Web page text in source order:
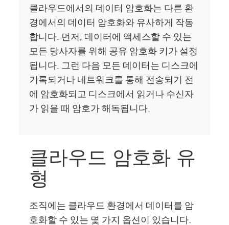
클라우드에서의 데이터 암호화는 다른 환
경에서의 데이터 암호화와 유사하게 작동
합니다. 먼저, 데이터에 액세스할 수 있는
모든 당사자를 위해 공유 암호화 키가 설정
됩니다. 그런 다음 모든 데이터는 디스크에
기록되거나 네트워크를 통해 전송되기 전
에 암호화되고 디스크에서 읽거나 수신자
가 읽을 때 암호가 해독됩니다.
클라우드 암호화 유
형
조직에는 클라우드 환경에서 데이터를 암
호화할 수 있는 몇 가지 옵션이 있습니다.